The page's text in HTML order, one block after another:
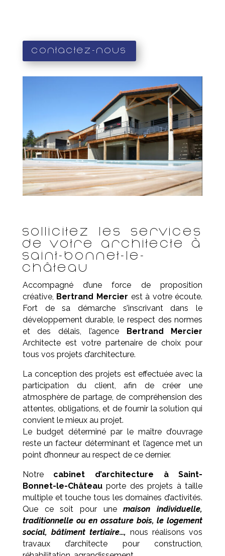
Contactez-nous
Sollicitez les services
de votre architecte à
Saint-Bonnet-le-
Château
Accompagné d’une force de proposition
créative, Bertrand Mercier est à votre écoute.
Fort de sa démarche s’inscrivant dans le
développement durable, le respect des normes
et des délais, l’agence
Bertrand Mercier
Architecte est votre partenaire de choix pour
tous vos projets d’architecture.
La conception des projets est effectuée avec la
participation du client, afin de créer une
atmosphère de partage, de compréhension des
attentes, obligations, et de fournir la solution qui
convient le mieux au projet.
Le budget déterminé par le maître d’ouvrage
reste un facteur déterminant et l’agence met un
point d’honneur au respect de ce dernier.
Notre cabinet d’architecture à
Saint-
Bonnet-le-Châteauporte des projets à taille
multiple et touche tous les domaines d’activités.
Que ce soit pour unemaison individuelle,
traditionnelle ou en ossature bois, le logement
social, bâtiment tertiaire…, nous réalisons vos
travaux d’architecte pour construction,